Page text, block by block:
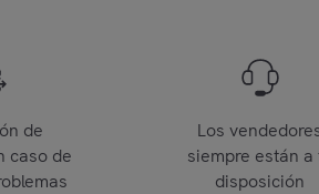
de
caso de
Los
siempre están a
disposición